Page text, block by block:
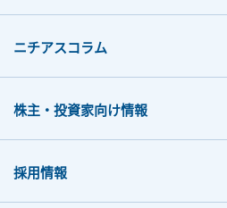
ニチアスコラム
株主・投資家向け情報
採用情報